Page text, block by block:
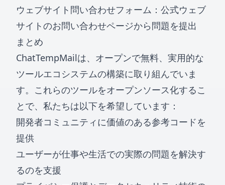
ウェブサイト問い合わせフォーム：公式ウェブ
サイトのお問い合わせページから問題を提出
まとめ
ChatTempMailは、オープンで無料、実用的な
ツールエコシステムの構築に取り組んでいま
す。これらのツールをオープンソース化するこ
とで、私たちは以下を希望しています：
開発者コミュニティに価値のある参考コードを
提供
ユーザーが仕事や生活での実際の問題を解決す
るのを支援